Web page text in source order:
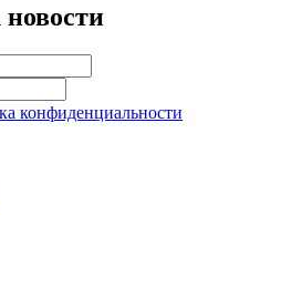
новости
конфиденциальности